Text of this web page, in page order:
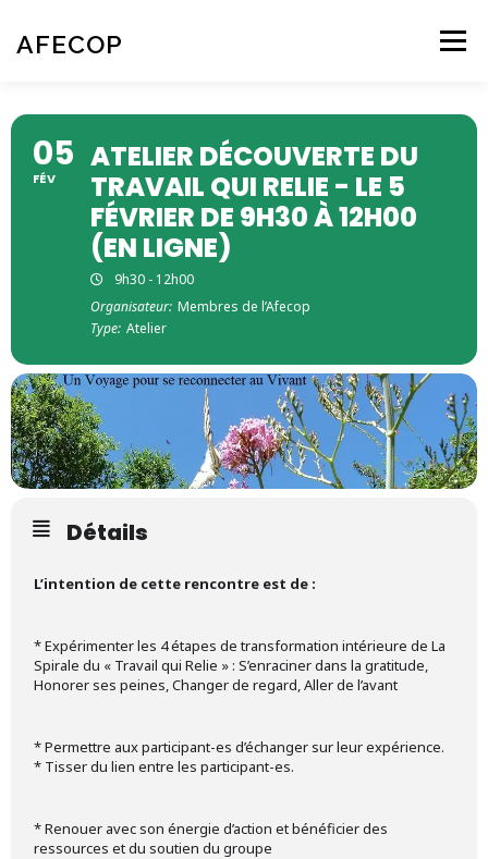
contenu
AFECOP Menu
L’ÉCOPSYCHOLOGIE NOS ACTIVITÉS AGENDA
CONTACT – NOUS REJOINDRE
05
FÉV
ATELIER DÉCOUVERTE DU
TRAVAIL QUI RELIE - LE 5
FÉVRIER DE 9H30 À 12H00
(EN LIGNE)
9h30 - 12h00
Organisateur: Membres de l’Afecop
Type: Atelier
Détails
L’intention de cette rencontre est de :
* Expérimenter les 4 étapes de transformation intérieure de La
Spirale du « Travail qui Relie » : S’enraciner dans la gratitude,
Honorer ses peines, Changer de regard, Aller de l’avant
* Permettre aux participant-es d’échanger sur leur expérience.
* Tisser du lien entre les participant-es.
* Renouer avec son énergie d’action et bénéficier des
ressources et du soutien du groupe